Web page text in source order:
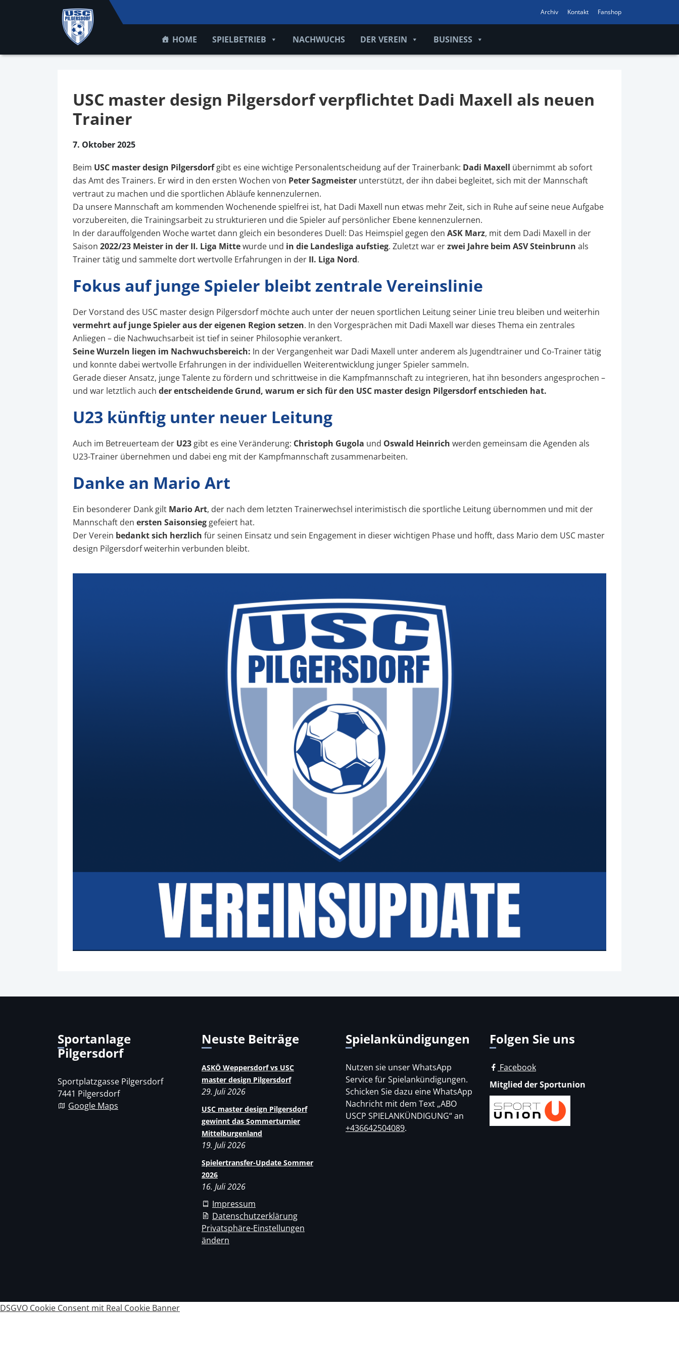
Archiv Kontakt Fanshop
HOME SPIELBETRIEB NACHWUCHS DER VEREIN BUSINESS
USC master design Pilgersdorf verpflichtet Dadi Maxell als neuen
Trainer
7. Oktober 2025
Beim USC master design Pilgersdorfgibt es eine wichtige Personalentscheidung auf der Trainerbank: Dadi Maxell übernimmt ab sofort
das Amt des Trainers. Er wird in den ersten Wochen von Peter Sagmeister unterstützt, der ihn dabei begleitet, sich mit der Mannschaft
vertraut zu machen und die sportlichen Abläufe kennenzulernen.
Da unsere Mannschaft am kommenden Wochenende spielfrei ist, hat Dadi Maxell nun etwas mehr Zeit, sich in Ruhe auf seine neue Aufgabe
vorzubereiten, die Trainingsarbeit zu strukturieren und die Spieler auf persönlicher Ebene kennenzulernen.
In der darauffolgenden Woche wartet dann gleich ein besonderes Duell: Das Heimspiel gegen den ASK Marz, mit dem Dadi Maxell in der
Saison 2022/23 Meister in der II. Liga Mittewurde und in die Landesliga aufstieg. Zuletzt war erzwei Jahre beim ASV Steinbrunn als
Trainer tätig und sammelte dort wertvolle Erfahrungen in der II. Liga Nord.
Fokus auf junge Spieler bleibt zentrale Vereinslinie
Der Vorstand des USC master design Pilgersdorf möchte auch unter der neuen sportlichen Leitung seiner Linie treu bleiben und weiterhin
vermehrt auf junge Spieler aus der eigenen Region setzen. In den Vorgesprächen mit Dadi Maxell war dieses Thema ein zentrales
Anliegen – die Nachwuchsarbeit ist tief in seiner Philosophie verankert.
Seine Wurzeln liegen im Nachwuchsbereich: In der Vergangenheit war Dadi Maxell unter anderem als Jugendtrainer und Co-Trainer tätig
und konnte dabei wertvolle Erfahrungen in der individuellen Weiterentwicklung junger Spieler sammeln.
Gerade dieser Ansatz, junge Talente zu fördern und schrittweise in die Kampfmannschaft zu integrieren, hat ihn besonders angesprochen –
und war letztlich auch der entscheidende Grund, warum er sich für den USC master design Pilgersdorf entschieden hat.
U23 künftig unter neuer Leitung
Auch im Betreuerteam der U23 gibt es eine Veränderung: Christoph Gugola und Oswald Heinrich werden gemeinsam die Agenden als
U23-Trainer übernehmen und dabei eng mit der Kampfmannschaft zusammenarbeiten.
Danke an Mario Art
Ein besonderer Dank gilt Mario Art, der nach dem letzten Trainerwechsel interimistisch die sportliche Leitung übernommen und mit der
Mannschaft den ersten Saisonsieg gefeiert hat.
Der Verein bedankt sich herzlich für seinen Einsatz und sein Engagement in dieser wichtigen Phase und hofft, dass Mario dem USC master
design Pilgersdorf weiterhin verbunden bleibt.
Sportanlage
Pilgersdorf
Sportplatzgasse Pilgersdorf
7441 Pilgersdorf
Google Maps
Neuste Beiträge
ASKÖ Weppersdorf vs USC
master design Pilgersdorf
29. Juli 2026
USC master design Pilgersdorf
gewinnt das Sommerturnier
Mittelburgenland
19. Juli 2026
Spielertransfer-Update Sommer
2026
16. Juli 2026
Impressum
Datenschutzerklärung
Privatsphäre-Einstellungen
ändern
Spielankündigungen
Nutzen sie unser WhatsApp
Service für Spielankündigungen.
Schicken Sie dazu eine WhatsApp
Nachricht mit dem Text „ABO
USCP SPIELANKÜNDIGUNG“ an
+436642504089.
Folgen Sie uns
Facebook
Mitglied der Sportunion
DSGVO Cookie Consent mit Real Cookie Banner